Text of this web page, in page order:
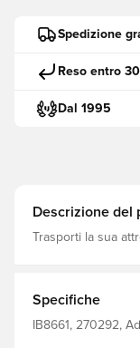
Spedizione
Reso entro
Dal 1995
Descrizione del
Trasporti la sua
L'apertura a U
personali e lo
le scarpe fresche.
Specifiche
IB8661, 270292,